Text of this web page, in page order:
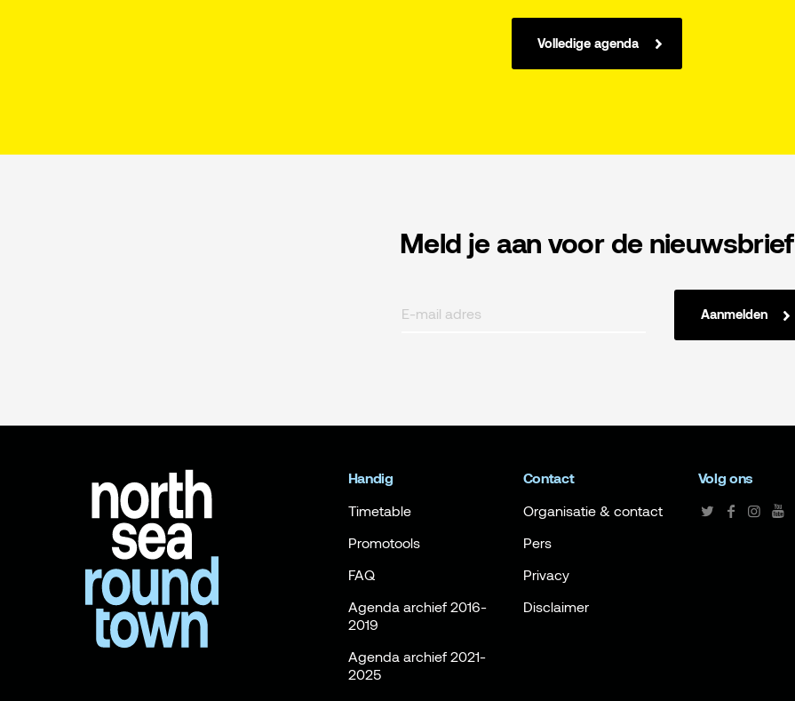
Volledige agenda
Meld je aan voor de nieuwsbrief
Aanmelden
Handig
Timetable
Promotools
FAQ
Agenda archief 2016-
2019
Agenda archief 2021-
2025
Contact
Organisatie & contact
Pers
Privacy
Disclaimer
Volg ons